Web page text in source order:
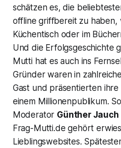
schätzen es, die
offline griffbereit zu haben,
Küchentisch oder im
Und die Erfolgsgeschichte
Mutti hat es auch ins
Gründer waren in
Gast und präsentierten
einem Millionenpublikum.
Moderator Günther Jauch
Frag-Mutti.de gehört
Lieblingswebsites.